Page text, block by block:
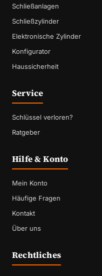
Schließanlagen
Schließzylinder
Elektronische Zylinder
Konfigurator
Haussicherheit
Service
Schlüssel verloren?
Ratgeber
Hilfe & Konto
Mein Konto
Häufige Fragen
Kontakt
Über uns
Rechtliches